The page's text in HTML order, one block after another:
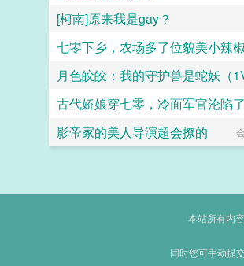
[柯南]原来我是gay？
七零下乡，农场多了位貌美小辣椒
月色皎皎：我的守护兽是蛇妖（
古代娇娘穿七零，冷面军官沦陷了
影帝家的美人导演超会撩的
本站所有内
同时您可手动提